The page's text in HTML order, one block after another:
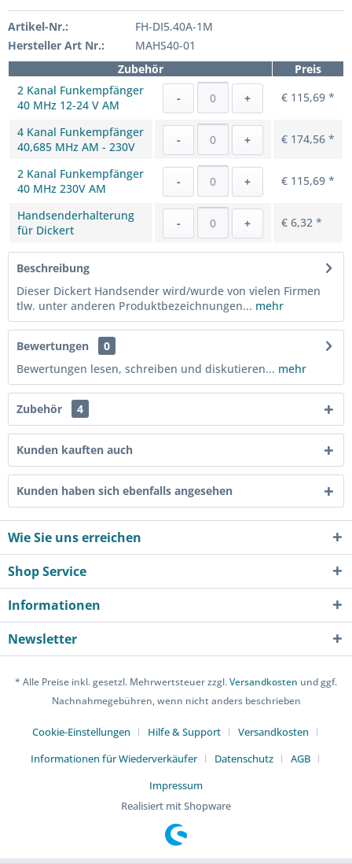
Artikel-Nr.:
FH-DI5.40A-1M
Hersteller Art Nr.:
MAHS40-01
Zubehör
Preis
2 Kanal Funkempfänger
40 MHz 12-24 V AM
- + € 115,69 *
4 Kanal Funkempfänger
40,685 MHz AM - 230V
- + € 174,56 *
2 Kanal Funkempfänger
40 MHz 230V AM
- + € 115,69 *
Handsenderhalterung
für Dickert
- + € 6,32 *
Beschreibung
Dieser Dickert Handsender wird/wurde von vielen Firmen
tlw. unter anderen Produktbezeichnungen... mehr
Bewertungen
0
Bewertungen lesen, schreiben und diskutieren... mehr
Zubehör 4
Kunden kauften auch
Kunden haben sich ebenfalls angesehen
Wie Sie uns erreichen
Shop Service
Informationen
Newsletter
* Alle Preise inkl. gesetzl. Mehrwertsteuer zzgl.Versandkosten und ggf.
Nachnahmegebühren, wenn nicht anders beschrieben
Cookie-Einstellungen Hilfe & Support
Versandkosten
Informationen für Wiederverkäufer
Datenschutz
AGB
Impressum
Realisiert mit Shopware